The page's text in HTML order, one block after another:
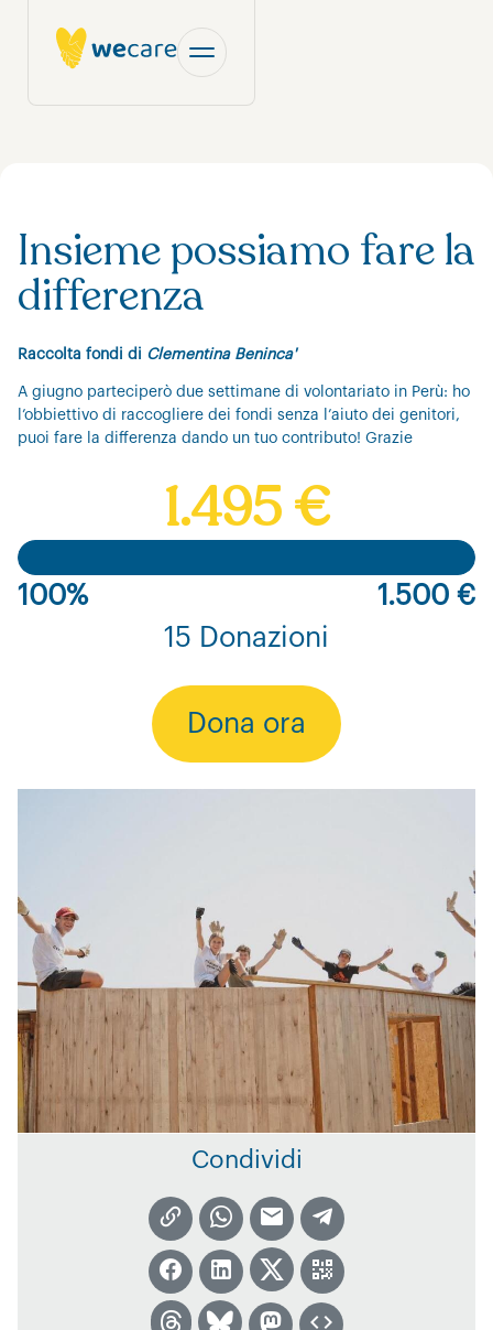
Insieme possiamo fare la
differenza
Raccolta fondi di Clementina Beninca'
A giugno parteciperò due settimane di volontariato in Perù: ho
l’obbiettivo di raccogliere dei fondi senza l’aiuto dei genitori,
puoi fare la differenza dando un tuo contributo! Grazie
1.495 €
100%
1.500 €
15 Donazioni
Dona ora
Condividi